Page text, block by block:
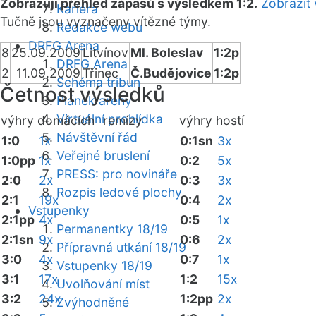
Kariéra
Redakce webu
DRFG Arena
DRFG Arena
Schéma tribun
Plánek areny
Virtuální prohlídka
Návštěvní řád
Veřejné bruslení
PRESS: pro novináře
Rozpis ledové plochy
Vstupenky
Permanentky 18/19
Přípravná utkání 18/19
Vstupenky 18/19
Uvolňování míst
Zvýhodněné
Zobrazuji přehled zápasů s výsledkem 1:2. Zobrazit
Tučně jsou vyznačeny vítězné týmy.
8 25.09.2009Litvínov Ml. Boleslav
1:2p
2 11.09.2009Třinec Č.Budějovice 1:2p
Četnost výsledků
výhry domácíchremízy výhry hostí
1:0
1x
1:0pp 1x
2:0
2x
2:1
19x
2:1pp 4x
2:1sn 9x
3:0
4x
3:1
17x
3:2
24x
0:1sn 3x
0:2
5x
0:3
3x
0:4
2x
0:5
1x
0:6
2x
0:7
1x
1:2
15x
1:2pp 2x